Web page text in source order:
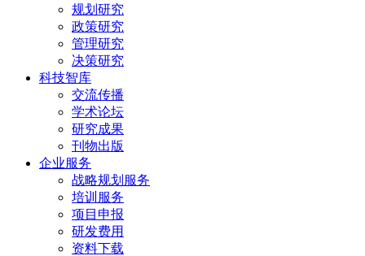
规划研究
政策研究
管理研究
决策研究
科技智库
交流传播
学术论坛
研究成果
刊物出版
企业服务
战略规划服务
培训服务
项目申报
研发费用
资料下载